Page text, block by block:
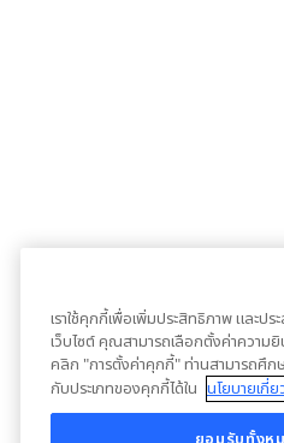
เราใช้คุกกี้เพื่อเพิ่มประสิทธิภาพ และปร
เว็บไซต์ คุณสามารถเลือกตั้งค่าความ
คลิก "การตั้งค่าคุกกี้" ท่านสามารถศึกษ
กับประเภทของคุกกี้ได้ใน นโยบายเกี่